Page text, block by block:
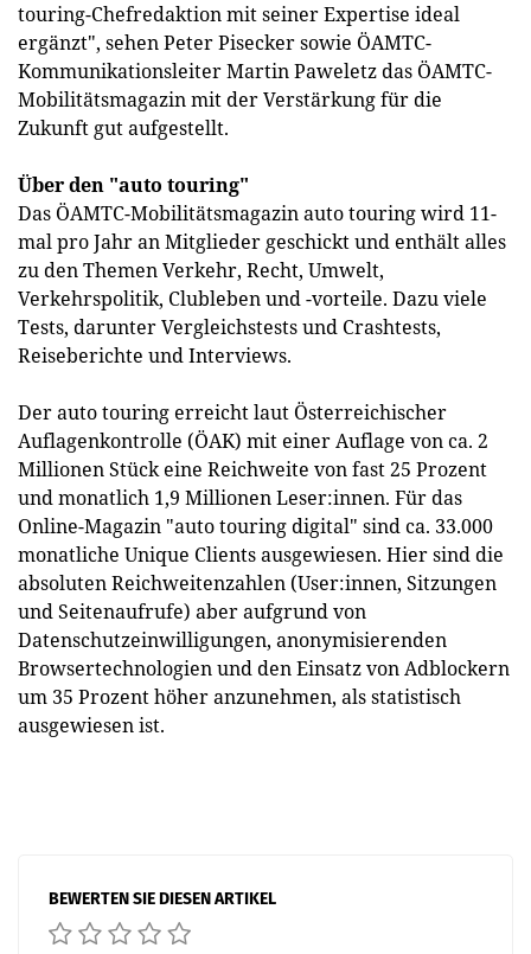
touring-Chefredaktion mit seiner Expertise ideal
ergänzt", sehen Peter Pisecker sowie ÖAMTC-
Kommunikationsleiter Martin Paweletz das ÖAMTC-
Mobilitätsmagazin mit der Verstärkung für die
Zukunft gut aufgestellt.
Über den "auto touring"
Das ÖAMTC-Mobilitätsmagazin auto touring wird 11-
mal pro Jahr an Mitglieder geschickt und enthält alles
zu den Themen Verkehr, Recht, Umwelt,
Verkehrspolitik, Clubleben und -vorteile. Dazu viele
Tests, darunter Vergleichstests und Crashtests,
Reiseberichte und Interviews.
Der auto touring erreicht laut Österreichischer
Auflagenkontrolle (ÖAK) mit einer Auflage von ca. 2
Millionen Stück eine Reichweite von fast 25 Prozent
und monatlich 1,9 Millionen Leser:innen. Für das
Online-Magazin "auto touring digital" sind ca. 33.000
monatliche Unique Clients ausgewiesen. Hier sind die
absoluten Reichweitenzahlen (User:innen, Sitzungen
und Seitenaufrufe) aber aufgrund von
Datenschutzeinwilligungen, anonymisierenden
Browsertechnologien und den Einsatz von Adblockern
um 35 Prozent höher anzunehmen, als statistisch
ausgewiesen ist.
BEWERTEN SIE DIESEN ARTIKEL